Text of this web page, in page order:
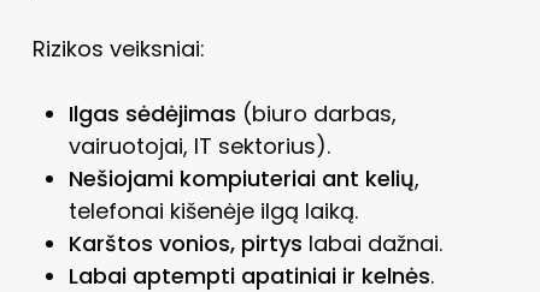
Rizikos veiksniai:
Ilgas sėdėjimas (biuro darbas,
vairuotojai, IT sektorius).
Nešiojami kompiuteriai ant kelių,
telefonai kišenėje ilgą laiką.
Karštos vonios, pirtys labai dažnai.
Labai aptempti apatiniai ir kelnės.